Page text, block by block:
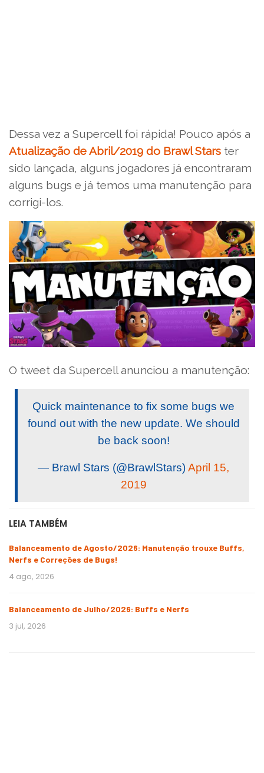
Dessa vez a Supercell foi rápida! Pouco após a
Atualização de Abril/2019 do Brawl Stars ter
sido lançada, alguns jogadores já encontraram
alguns bugs e já temos uma manutenção para
corrigi-los.
O tweet da Supercell anunciou a manutenção:
Quick maintenance to fix some bugs we
found out with the new update. We should
be back soon!
— Brawl Stars (@BrawlStars)April 15,
2019
LEIA TAMBÉM
Balanceamento de Agosto/2026: Manutenção trouxe Buffs,
Nerfs e Correções de Bugs!
4 ago, 2026
Balanceamento de Julho/2026: Buffs e Nerfs
3 jul, 2026